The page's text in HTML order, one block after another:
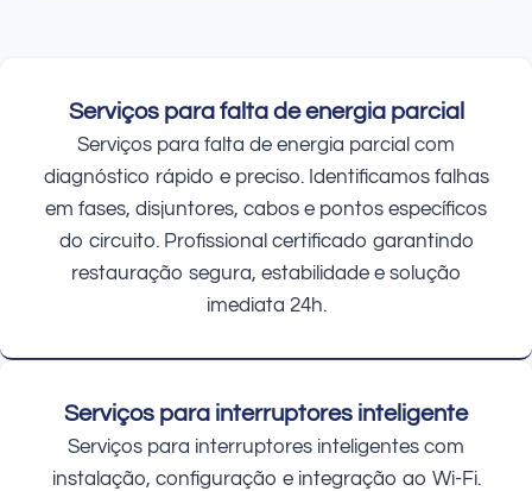
Serviços para falta de energia parcial
Serviços para falta de energia parcial com
diagnóstico rápido e preciso. Identificamos falhas
em fases, disjuntores, cabos e pontos específicos
do circuito. Profissional certificado garantindo
restauração segura, estabilidade e solução
imediata 24h.
Serviços para interruptores inteligente
Serviços para interruptores inteligentes com
instalação, configuração e integração ao Wi-Fi.